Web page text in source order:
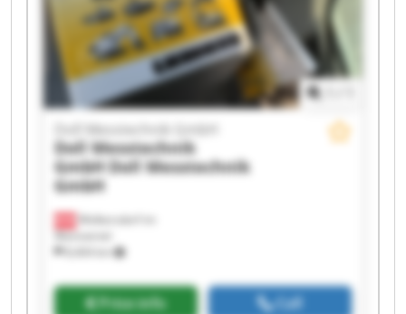
Wolkersdorf im
Weinviertel
8,404 km
Doll Messtechnik GmbH
Doll Messtechnik
GmbHDoll Messtechnik
GmbH
Price info Call